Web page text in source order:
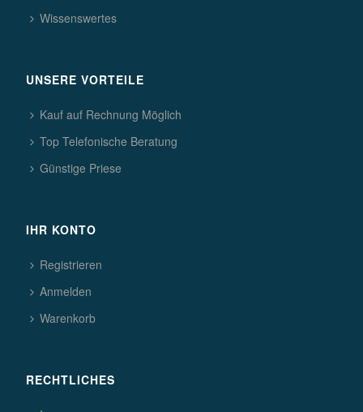
Wissenswertes
UNSERE VORTEILE
Kauf auf Rechnung Möglich
Top Telefonische Beratung
Günstige Priese
IHR KONTO
Registrieren
Anmelden
Warenkorb
RECHTLICHES